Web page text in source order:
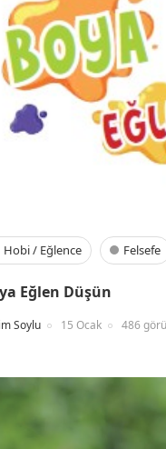
Hobi / Eğlence Felsefe
Eğlen Düşün
Soylu 15 Ocak 486